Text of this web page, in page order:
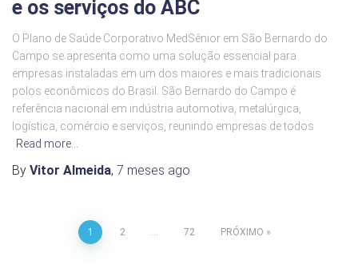
e os serviços do ABC
O Plano de Saúde Corporativo MedSênior em São Bernardo do
Campo se apresenta como uma solução essencial para
empresas instaladas em um dos maiores e mais tradicionais
polos econômicos do Brasil. São Bernardo do Campo é
referência nacional em indústria automotiva, metalúrgica,
logística, comércio e serviços, reunindo empresas de todos
Read more…
By Vitor Almeida, 7 meses ago
1 2 … 72 PRÓXIMO